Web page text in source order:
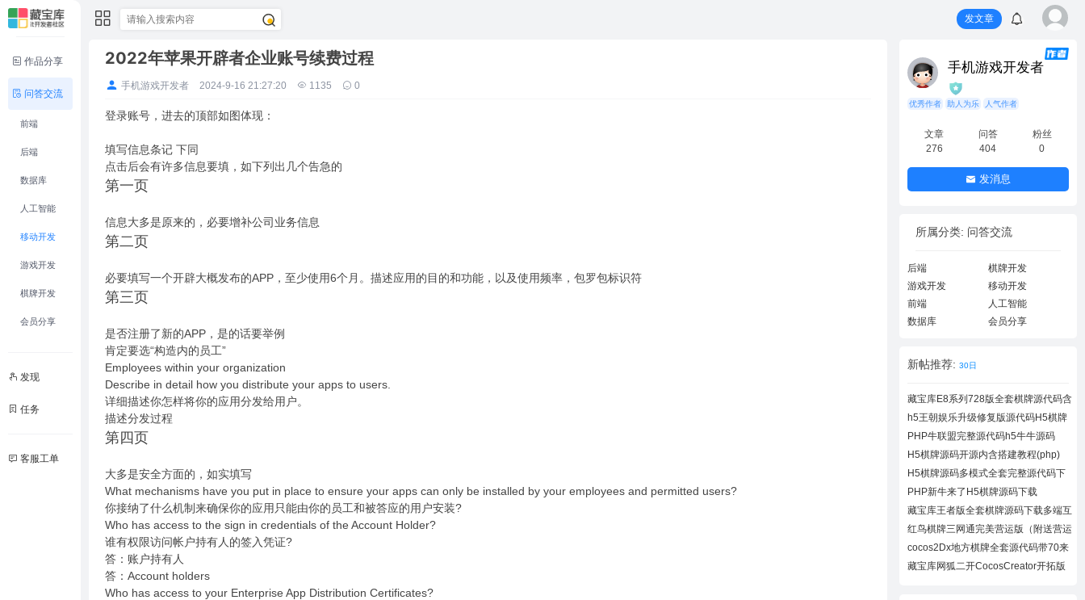
作品分享
问答交流
前端
后端
数据库
人工智能
移动开发
游戏开发
棋牌开发
会员分享
发现
任务
客服工单
发文章
2022年苹果开辟者企业账号续费过程
手机游戏开发者 2024-9-16 21:27:20 1135 0
登录账号，进去的顶部如图体现：
填写信息条记 下同
点击后会有许多信息要填，如下列出几个告急的
第一页
信息大多是原来的，必要增补公司业务信息
第二页
必要填写一个开辟大概发布的APP，至少使用6个月。描述应用的目的和功能，以及使用频率，包罗包标识符
第三页
是否注册了新的APP，是的话要举例
肯定要选“构造内的员工”
Employees within your organization
Describe in detail how you distribute your apps to users.
详细描述你怎样将你的应用分发给用户。
描述分发过程
第四页
大多是安全方面的，如实填写
What mechanisms have you put in place to ensure your apps can only be installed by your employees and permitted users?
你接纳了什么机制来确保你的应用只能由你的员工和被答应的用户安装?
Who has access to the sign in credentials of the Account Holder?
谁有权限访问帐户持有人的签入凭证?
答：账户持有人
答：Account holders
Who has access to your Enterprise App Distribution Certificates?
手机游戏开发者
优秀作者 助人为乐 人气作者
文章
276
问答
404
粉丝
0
发消息
所属分类: 问答交流
后端
棋牌开发
游戏开发
移动开发
前端
人工智能
数据库
会员分享
新帖推荐: 30日
藏宝库E8系列728版全套棋牌源代码含
728UI工
h5王朝娱乐升级修复版源代码H5棋牌
全套源码
PHP牛联盟完整源代码h5牛牛源码
H5棋牌源码开源内含搭建教程(php)
H5棋牌源码多模式全套完整源代码下
载
PHP新牛来了H5棋牌源码下载
藏宝库王者版全套棋牌源码下载多端互
通棋牌
红鸟棋牌三网通完美营运版（附送营运
教程）
cocos2Dx地方棋牌全套源代码带70来
款子游戏
藏宝库网狐二开CocosCreator开拓版